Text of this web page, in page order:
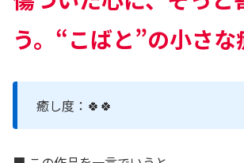
う。“こばと”の小さな
癒し度：🍀🍀